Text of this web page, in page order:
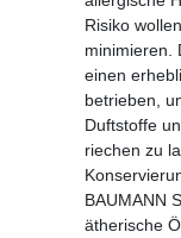
Risiko
minimieren.
einen
betrieben,
Duftstoffe
riechen zu
BAUMANN
ätherische